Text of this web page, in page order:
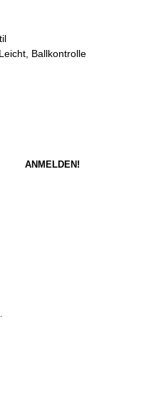
Ballkontrolle